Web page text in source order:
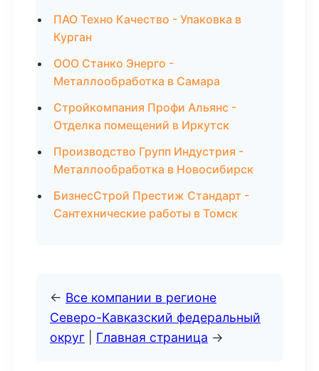
ПАО Техно Качество - Упаковка в
Курган
ООО Станко Энерго -
Металлообработка в Самара
Стройкомпания Профи Альянс -
Отделка помещений в Иркутск
Производство Групп Индустрия -
Металлообработка в Новосибирск
БизнесСтрой Престиж Стандарт -
Сантехнические работы в Томск
← Все компании в регионе
Северо-Кавказский федеральный
округ
Главная страница →